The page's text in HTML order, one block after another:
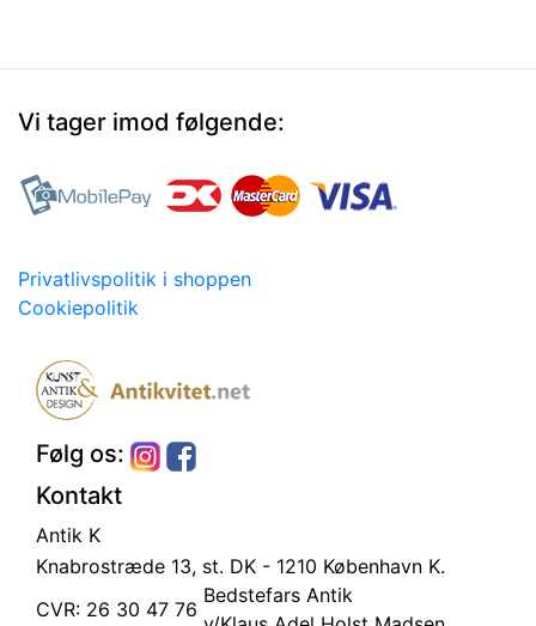
Vi tager imod følgende:
Privatlivspolitik i shoppen
Cookiepolitik
Følg os:
Kontakt
Antik K
Knabrostræde 13, st. DK - 1210 København K.
CVR: 26 30 47 76
Bedstefars Antik